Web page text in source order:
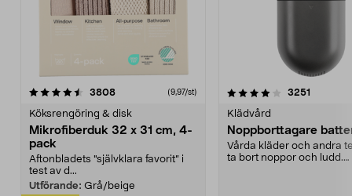
3808recensioner (9,97/st)
Köksrengöring & disk
Mikrofiberduk 32 x 31 cm, 4-
pack
Aftonbladets "självklara favorit” i
test av d...
Utförande: Grå/beige
4.0av 5 stjärnor 3251
Klädvård
Noppborttagare
Vårda kläder och andra
ta bort noppor och ludd.
4.5av 5 stjärnor